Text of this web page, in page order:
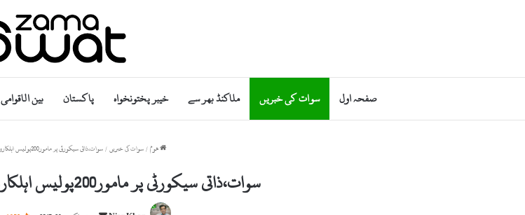
صفحہ اول سوات کی خبریں ملاکنڈ بھر سے خیبر پختونخواہ پاکستان بین الاقوامی
ھوم/سوات کی خبریں/سوات،ذاتی سیکورٹی پر مامور200پولیس اہلکاروں کو واپس لینے کا فیصلہ
سوات،ذاتی سیکورٹی پر مامور200پولیس اہلکاروں کو واپس لینے کا فیصلہ